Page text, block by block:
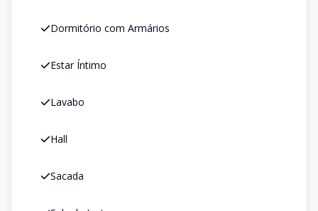
Dormitório com Armários
Estar Íntimo
Lavabo
Hall
Sacada